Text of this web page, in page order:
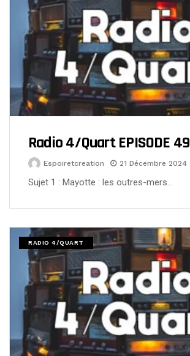
Radio 4/Quart EPISODE 49
Espoiretcreation 21 Décembre 2024
Sujet 1 : Mayotte : les outres-mers…
RADIO 4/QUART